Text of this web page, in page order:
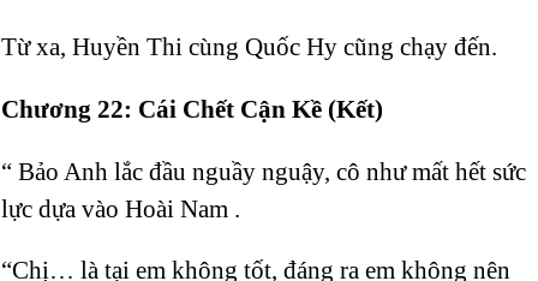
Từ xa, Huyền Thi cùng Quốc Hy cũng chạy đến.
Chương 22: Cái Chết Cận Kề (Kết)
“ Bảo Anh lắc đầu nguầy nguậy, cô như mất hết sức
lực dựa vào Hoài Nam
“Chị… là tại em không tốt, đáng ra em không nên